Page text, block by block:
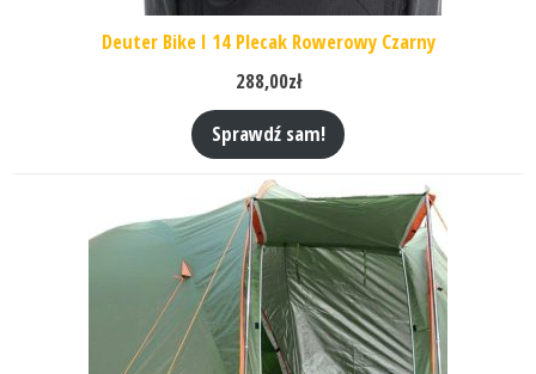
Deuter Bike I 14 Plecak Rowerowy Czarny
288,00zł
Sprawdź sam!